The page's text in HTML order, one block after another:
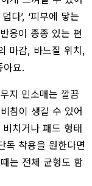
다’, ‘피부에 닿는
응이 종종 있는 편
마감, 바느질 위치,
아요.
지 민소매는 깔끔
침이 생길 수 있어
치거나 패드 형태
독 착용을 원한다면
는 전체 균형도 함